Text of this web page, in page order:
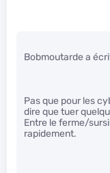
Bobmoutarde a
Pas que pour les
dire que tuer
Entre le ferme/
rapidement.